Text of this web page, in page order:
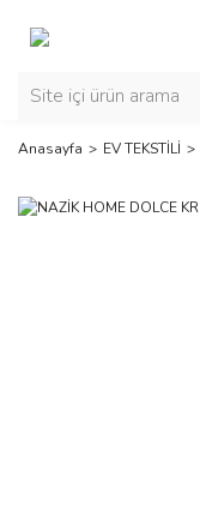
Anasayfa EV TEKSTİLİ